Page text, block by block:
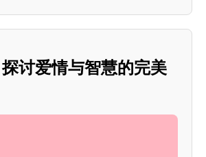
讨爱情与智慧的完美